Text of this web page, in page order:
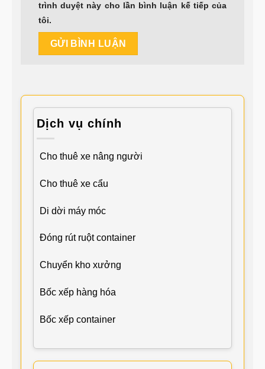
trình duyệt này cho lần bình luận kế tiếp của
tôi.
Dịch vụ chính
Cho thuê xe nâng người
Cho thuê xe cẩu
Di dời máy móc
Đóng rút ruột container
Chuyển kho xưởng
Bốc xếp hàng hóa
Bốc xếp container